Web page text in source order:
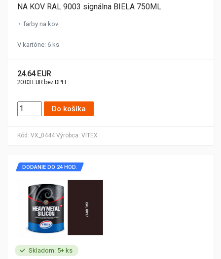
Kód: VX_0444 Výrobca: VITEX
NA KOV RAL 9003 signálna BIELA 750ML
farby na kov
V kartóne: 6 ks
24.64 EUR
20.03 EUR bez DPH
Do košíka
Skladom: 5+ ks
DODANIE DO 24 HOD.